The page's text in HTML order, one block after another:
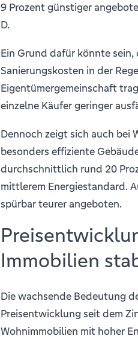
9 Prozent günstiger
D.
Ein Grund dafür könnte
Sanierungskosten in der
Eigentümergemeinschaft
einzelne Käufer geringer
Dennoch zeigt sich auch bei
besonders effiziente
durchschnittlich rund 20
mittlerem Energiestandard.
spürbar teurer angeboten.
Immobilien
Die wachsende Bedeutung
Preisentwicklung seit dem
Wohnimmobilien mit hoher